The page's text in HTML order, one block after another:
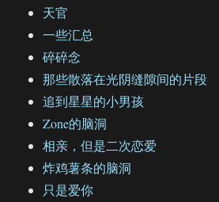
天官
一些汇总
碎碎念
那些散落在光阴缝隙间的片段
追到星星的小男孩
Zone的脑洞
相亲，但是二次恋爱
炸鸡薯条的脑洞
只是爱你